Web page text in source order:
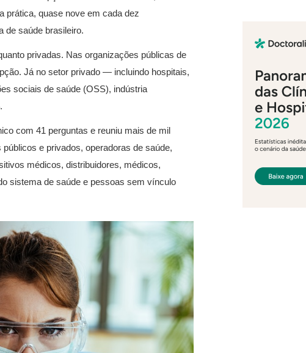
prática, quase nove em cada dez
de saúde brasileiro.​
privadas. Nas organizações públicas de
Já no setor privado — incluindo hospitais,
sociais de saúde (OSS), indústria
com 41 perguntas e reuniu mais de mil
e privados, operadoras de saúde,
médicos, distribuidores, médicos,
sistema de saúde e pessoas sem vínculo